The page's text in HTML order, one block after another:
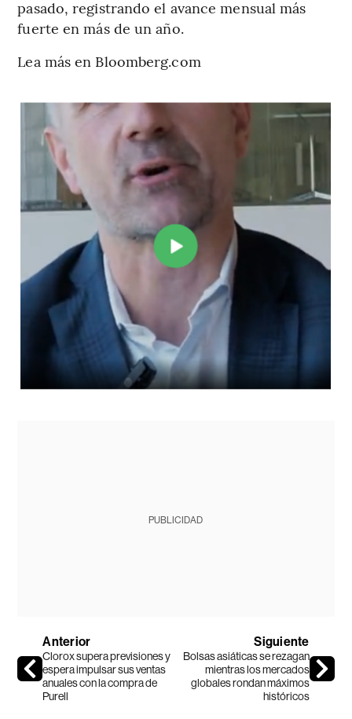
pasado, registrando el avance mensual más
fuerte en más de un año.
Lea más en Bloomberg.com
PUBLICIDAD
Anterior
Clorox supera previsiones y
espera impulsar sus ventas
anuales con la compra de
Purell
Siguiente
Bolsas asiáticas se rezagan
mientras los mercados
globales rondan máximos
históricos